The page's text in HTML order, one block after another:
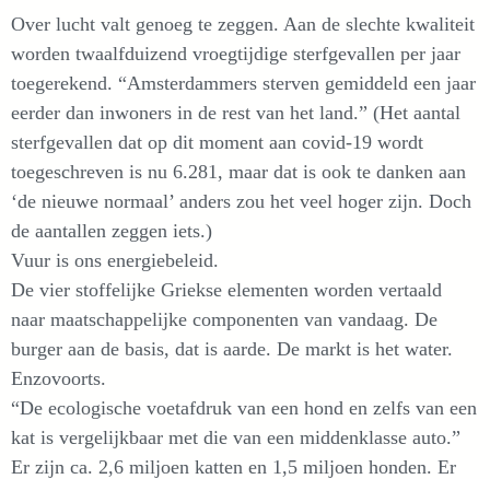
Over lucht valt genoeg te zeggen. Aan de slechte kwaliteit
worden twaalfduizend vroegtijdige sterfgevallen per jaar
toegerekend. “Amsterdammers sterven gemiddeld een jaar
eerder dan inwoners in de rest van het land.” (Het aantal
sterfgevallen dat op dit moment aan covid-19 wordt
toegeschreven is nu 6.281, maar dat is ook te danken aan
‘de nieuwe normaal’ anders zou het veel hoger zijn. Doch
de aantallen zeggen iets.)
Vuur is ons energiebeleid.
De vier stoffelijke Griekse elementen worden vertaald
naar maatschappelijke componenten van vandaag. De
burger aan de basis, dat is aarde. De markt is het water.
Enzovoorts.
“De ecologische voetafdruk van een hond en zelfs van een
kat is vergelijkbaar met die van een middenklasse auto.”
Er zijn ca. 2,6 miljoen katten en 1,5 miljoen honden. Er